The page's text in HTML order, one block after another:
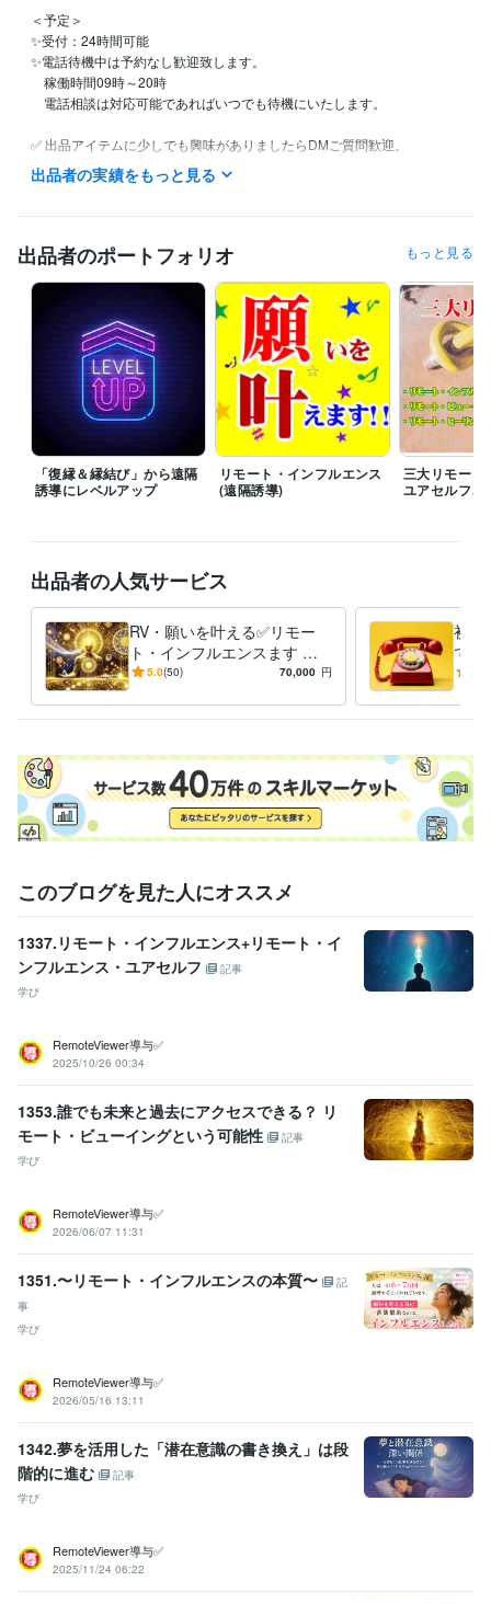
＜予定＞
✨受付：24時間可能
✨電話待機中は予約なし歓迎致します。
稼働時間09時～20時
電話相談は対応可能であればいつでも待機にいたします。
✅ 出品アイテムに少しでも興味がありましたらDMご質問歓迎。
✅ 割引クーポンコード →　KR68BV
経験職種
コンサルタント / 経営コンサルタント
経営・マネジメント / 経営者・CEO・COO 経験年数 : 33年
ライフスタイル・その他 / 占い師 経験年数 : 56年
受賞歴
審美眼（占い師になる為の本）
ビジネス・クリエイティブツール
Excel:40年Word:40年 PowerPoint:35年 Adobe Illustrator:30年
得意分野
占い Remote Viewer・占鑑定師
占い 遠隔透視・遠隔誘導・占い鑑定・運氣・
リモート・インフルエ
復縁 ふくえん
出品者の実績をもっと見る
出品者のポートフォリオ もっと見る
「復縁＆縁結び」から遠隔
誘導にレベルアップ
リモート・インフルエンス
(遠隔誘導)
三大リモート
ユアセルフ、
出品者の人気サービス
RV・願いを叶える✅リモー
ト・インフルエンスます ❤️
恋愛、復縁、仕事、金運、縁
り
5.0(50) 70,000 円
初め
でも
て、
このブログを見た人にオススメ
1337.リモート・インフルエンス+リモート・イ
ンフルエンス・ユアセルフ
記事
学び
RemoteViewer導与✅
2025/10/26 00:34
1353.誰でも未来と過去にアクセスできる？ リ
モート・ビューイングという可能性
記事
学び
RemoteViewer導与✅
2026/06/07 11:31
1351.〜リモート・インフルエンスの本質〜
記
事
学び
RemoteViewer導与✅
2026/05/16 13:11
1342.夢を活用した「潜在意識の書き換え」は段
階的に進む
記事
学び
RemoteViewer導与✅
2025/11/24 06:22